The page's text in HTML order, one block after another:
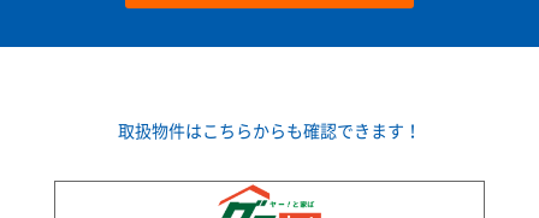
取扱物件はこちらからも確認できます！